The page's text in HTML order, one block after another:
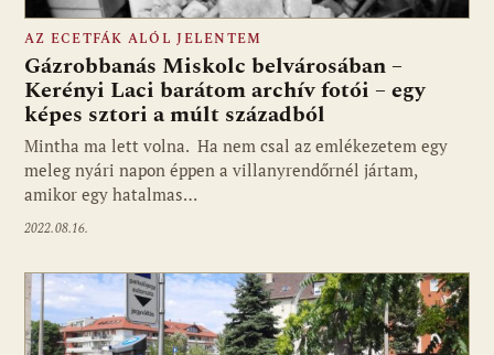
AZ ECETFÁK ALÓL JELENTEM
Gázrobbanás Miskolc belvárosában –
Kerényi Laci barátom archív fotói – egy
képes sztori a múlt századból
Mintha ma lett volna. Ha nem csal az emlékezetem egy
meleg nyári napon éppen a villanyrendőrnél jártam,
amikor egy hatalmas…
2022.08.16.